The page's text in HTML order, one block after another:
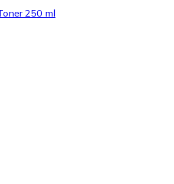
250 ml